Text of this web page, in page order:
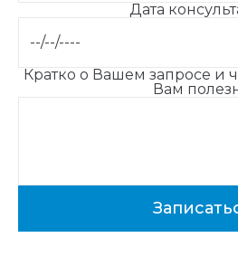
Дата
Кратко о Вашем запросе и
Вам